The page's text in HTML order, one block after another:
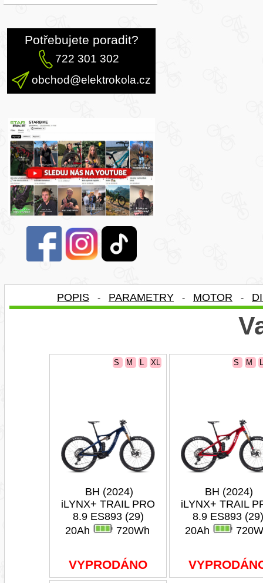
Potřebujete poradit?
722 301 302
obchod@elektrokola.cz
POPIS - PARAMETRY - MOTOR -
S M L XL
BH (2024)
iLYNX+ TRAIL PRO
8.9 ES893 (29)
20Ah
720Wh
VYPRODÁNO
S M
BH (2024)
iLYNX+ TRAIL
8.9 ES893 (29)
20Ah